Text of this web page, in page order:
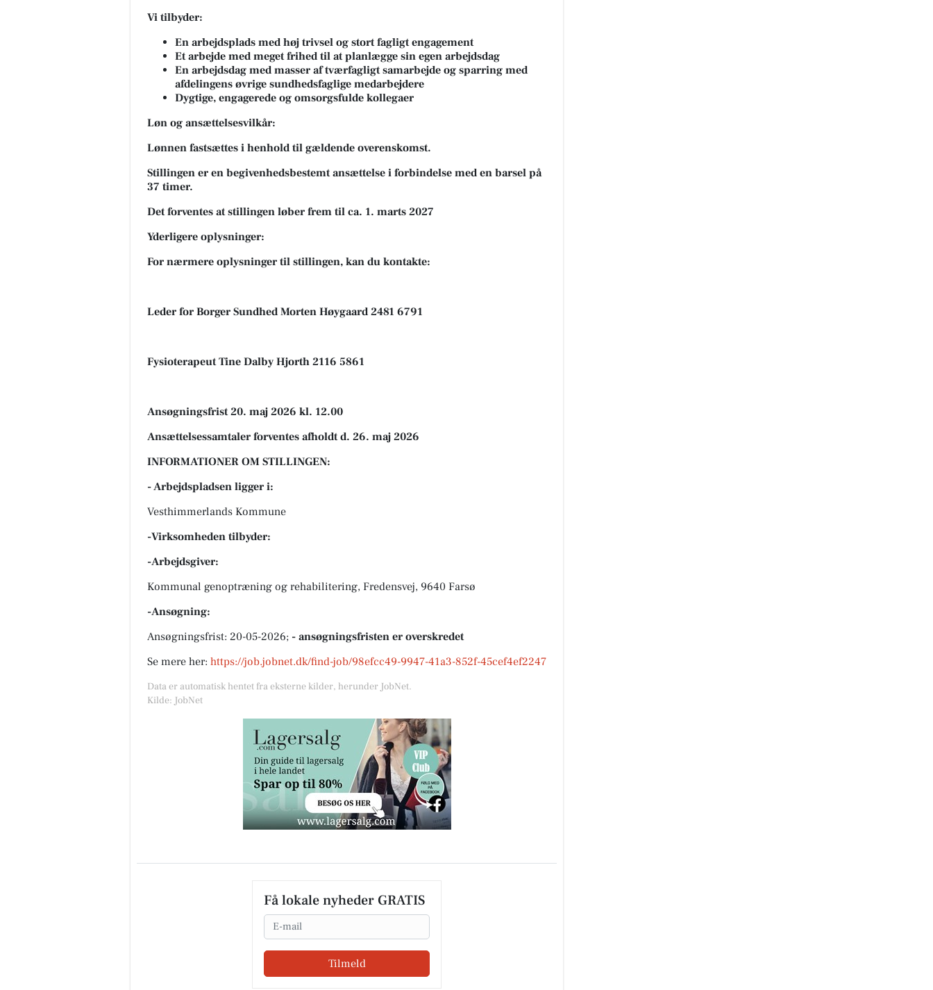
Vi tilbyder:
En arbejdsplads med høj trivsel og stort fagligt engagement
Et arbejde med meget frihed til at planlægge sin egen arbejdsdag
En arbejdsdag med masser af tværfagligt samarbejde og sparring med
afdelingens øvrige sundhedsfaglige medarbejdere
Dygtige, engagerede og omsorgsfulde kollegaer
Løn og ansættelsesvilkår:
Lønnen fastsættes i henhold til gældende overenskomst.
Stillingen er en begivenhedsbestemt ansættelse i forbindelse med en barsel på
37 timer.
Det forventes at stillingen løber frem til ca. 1. marts 2027
Yderligere oplysninger:
For nærmere oplysninger til stillingen, kan du kontakte:
Leder for Borger Sundhed Morten Høygaard 2481 6791
Fysioterapeut Tine Dalby Hjorth 2116 5861
Ansøgningsfrist 20. maj 2026 kl. 12.00
Ansættelsessamtaler forventes afholdt d. 26. maj 2026
INFORMATIONER OM STILLINGEN:
- Arbejdspladsen ligger i:
Vesthimmerlands Kommune
-Virksomheden tilbyder:
-Arbejdsgiver:
Kommunal genoptræning og rehabilitering, Fredensvej, 9640 Farsø
-Ansøgning:
Ansøgningsfrist: 20-05-2026; - ansøgningsfristen er overskredet
Se mere her: https://job.jobnet.dk/find-job/98efcc49-9947-41a3-852f-45cef4ef2247
Data er automatisk hentet fra eksterne kilder, herunder JobNet.
Kilde: JobNet
Få lokale nyheder GRATIS
Email
Tilmeld